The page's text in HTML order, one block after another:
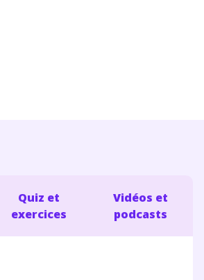
Quiz et
exercices
Vidéos et
podcasts